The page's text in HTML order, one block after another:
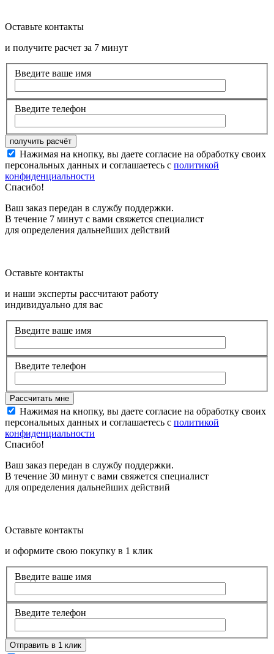
Оставьте контакты
и получите расчет за 7 минут
Введите ваше имя
Введите телефон
Нажимая на кнопку, вы даете согласие на обработку своих
персональных данных и соглашаетесь с политикой
конфиденциальности
Спасибо!
Ваш заказ передан в службу поддержки.
В течение 7 минут с вами свяжется специалист
для определения дальнейших действий
Оставьте контакты
и наши эксперты рассчитают работу
индивидуально для вас
Введите ваше имя
Введите телефон
Нажимая на кнопку, вы даете согласие на обработку своих
персональных данных и соглашаетесь с политикой
конфиденциальности
Спасибо!
Ваш заказ передан в службу поддержки.
В течение 30 минут с вами свяжется специалист
для определения дальнейших действий
Оставьте контакты
и оформите свою покупку в 1 клик
Введите ваше имя
Введите телефон